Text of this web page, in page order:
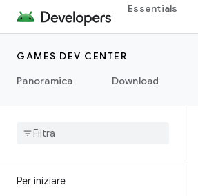
Essentials
GAMES DEV CENTER
Panoramica
Download
Per iniziare